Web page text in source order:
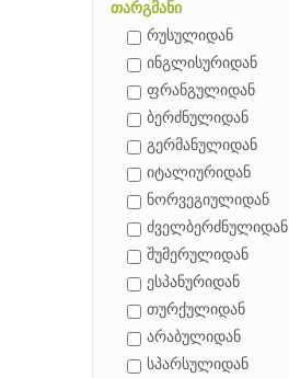
თარგმანი
რუსულიდან
ინგლისურიდან
ფრანგულიდან
ბერძნულიდან
გერმანულიდან
იტალიურიდან
ნორვეგიულიდან
ძველბერძნულიდან
შუმერულიდან
ესპანურიდან
თურქულიდან
არაბულიდან
სპარსულიდან